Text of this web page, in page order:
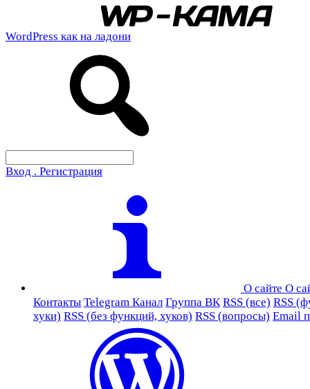
WordPress как на ладони
Вход . Регистрация
О сайте О
Контакты Telegram Канал Группа ВК RSS (все) RSS
хуки) RSS (без функций, хуков) RSS (вопросы) Email